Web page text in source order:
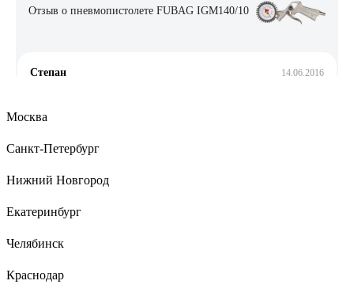
Отзыв о пневмопистолете FUBAG IGM140/10
Степан 14.06.2016
34 отзыва
цена
Москва
Санкт-Петербург
Нижний Новгород
Екатеринбург
Челябинск
Краснодар